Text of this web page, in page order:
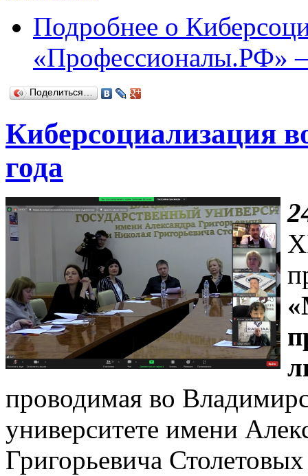
Подробнее о
«Профессионалы.РФ»
Поделиться…
Киберсоциализация
года
проводимая во
университете имени
Григорьевича